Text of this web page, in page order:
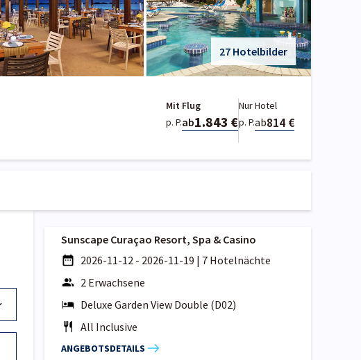
27 Hotelbilder
Mit Flug
p. P.ab1.843 €
Nur Hotel
p. P.ab814 €
Sunscape Curaçao Resort, Spa & Casino
2026-11-12 - 2026-11-19 | 7 Hotelnächte
2 Erwachsene
Deluxe Garden View Double (D02)
All Inclusive
ANGEBOTSDETAILS